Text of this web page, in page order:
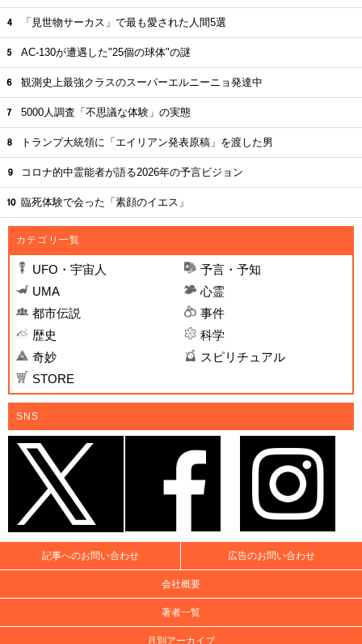
「見世物サーカス」で最も愛された人間5選
AC-130が遭遇した"25個の球体"の謎
観測史上最強クラスのスーパーエルニーニョ発達中
5000人調査「不思議な体験」の実態
トランプ大統領に「エイリアン発表原稿」を渡した男
コロナ的中霊能者が語る2026年の予言ビジョン
臨死体験で会った「素顔のイエス」
カテゴリ一覧
UFO・宇宙人
予言・予知
UMA
心霊
都市伝説
事件
歴史
科学
奇妙
スピリチュアル
STORE
SNS
記事へのお問い合わせ 広告のお問い合わせ
会社概要
著者一覧
月別アーカイブ